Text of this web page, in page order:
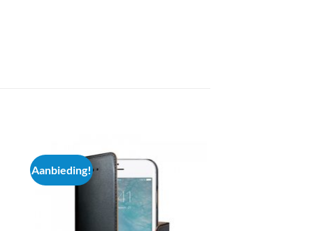
Aanbieding!